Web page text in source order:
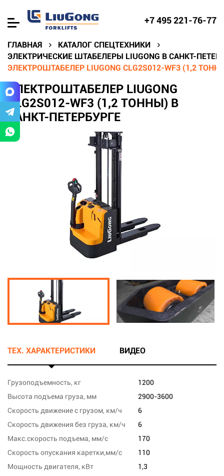
+7 495 221-76-77
ГЛАВНАЯ
КАТАЛОГ СПЕЦТЕХНИКИ
ЭЛЕКТРИЧЕСКИЕ ШТАБЕЛЕРЫ LIUGONG В САНКТ-
ЭЛЕКТРОШТАБЕЛЕР LIUGONG CLG2S012-WF3 (1,2
ЭЛЕКТРОШТАБЕЛЕР LIUGONG
CLG2S012-WF3 (1,2 ТОННЫ) В
САНКТ-ПЕТЕРБУРГЕ
ТЕХ. ХАРАКТЕРИСТИКИ ВИДЕО
Грузоподъемность, кг
1200
Высота подъема груза, мм
2900-3600
Скорость движение с грузом, км/ч
6
Скорость движения без груза, км/ч
6
Макс.скорость подъема, мм/с
170
Скорость опускания каретки,мм/с
110
Мощность двигателя, кВт
1,3